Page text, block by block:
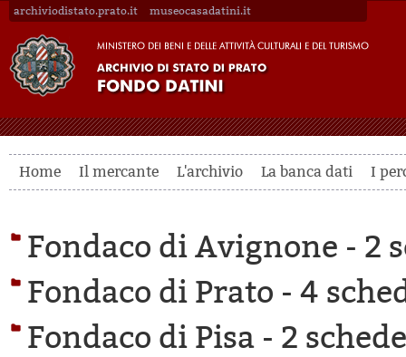
archiviodistato.prato.it museocasadatini.it
Home Il mercante L'archivio La banca dati I
Fondaco di Avignone - 2
Fondaco di Prato - 4
Fondaco di Pisa - 2